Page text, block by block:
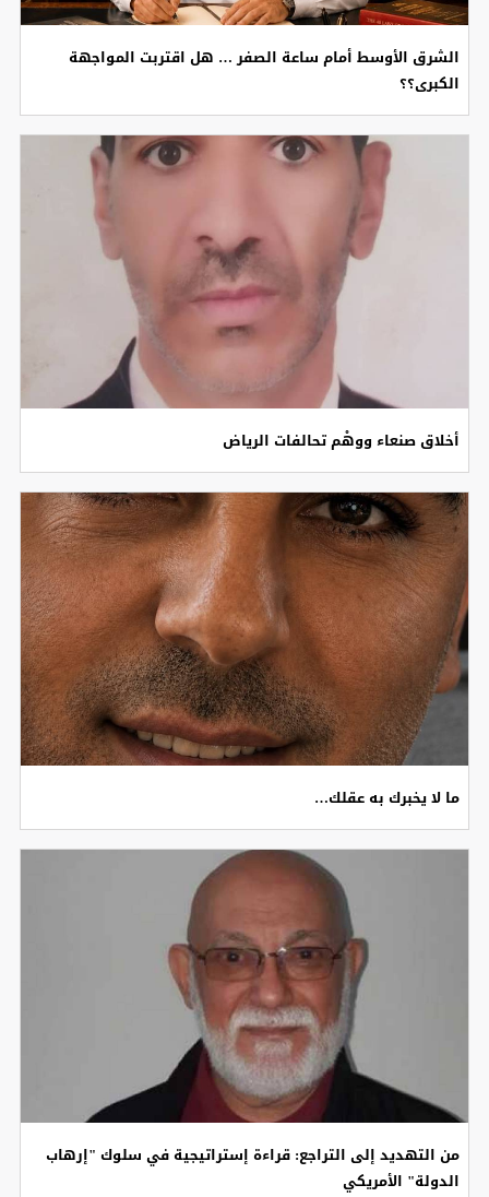
الشرق الأوسط أمام ساعة الصفر … هل اقتربت المواجهة
الكبرى؟؟
أخلاق صنعاء ووهْم تحالفات الرياض
ما لا يخبرك به عقلك…
​من التهديد إلى التراجع: قراءة إستراتيجية في سلوك "إرهاب
الدولة" الأمريكي